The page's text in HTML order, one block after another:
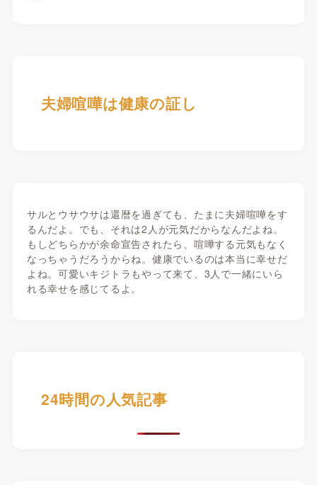
夫婦喧嘩は健康の証し
サルとウサウサは還暦を過ぎても、たまに夫婦喧嘩をす
るんだよ。でも、それは2人が元気だからなんだよね。
もしどちらかが余命宣告されたら、喧嘩する元気もなく
なっちゃうだろうからね。健康でいるのは本当に幸せだ
よね。可愛いキジトラもやって来て、3人で一緒にいら
れる幸せを感じてるよ。
24時間の人気記事